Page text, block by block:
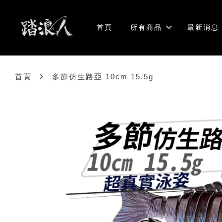
首頁 所有商品 最新消息
首頁 › 多節仿生路亞 10cm 15.5g